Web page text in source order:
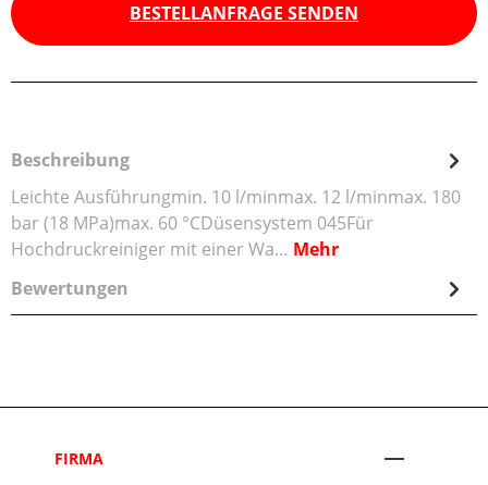
BESTELLANFRAGE SENDEN
Beschreibung
Leichte Ausführungmin. 10 l/minmax. 12 l/minmax. 180
bar (18 MPa)max. 60 °CDüsensystem 045Für
Hochdruckreiniger mit einer Wa… Mehr
Bewertungen
FIRMA